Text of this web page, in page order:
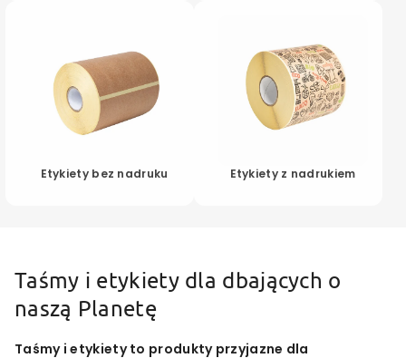
Etykiety bez nadruku Etykiety z nadrukiem
Taśmy i etykiety dla dbających o
naszą Planetę
Taśmy i etykiety to produkty przyjazne dla